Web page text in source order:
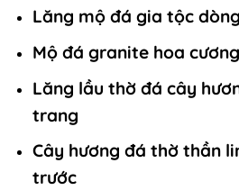
Lăng mộ đá gia tộc
Mộ đá granite hoa
Lăng lầu thờ đá cây
trang
Cây hương đá thờ thần
trước